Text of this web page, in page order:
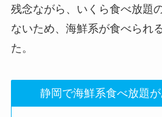
残念ながら、いくら食べ放題
ないため、海鮮系が食べられ
た。
静岡で海鮮系食べ放題